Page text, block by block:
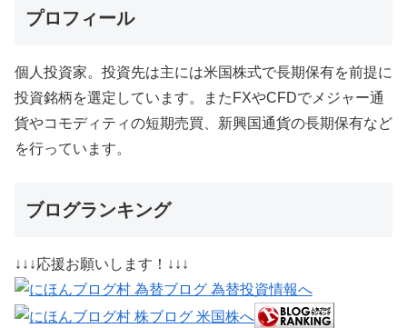
プロフィール
個人投資家。投資先は主には米国株式で長期保有を前提に
投資銘柄を選定しています。またFXやCFDでメジャー通
貨やコモディティの短期売買、新興国通貨の長期保有など
を行っています。
ブログランキング
↓↓↓応援お願いします！↓↓↓